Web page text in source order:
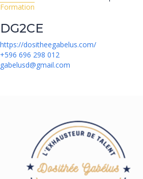
Formation
DG2CE
https://dositheegabelus.com/
+596 696 298 012
gabelusd@gmail.com